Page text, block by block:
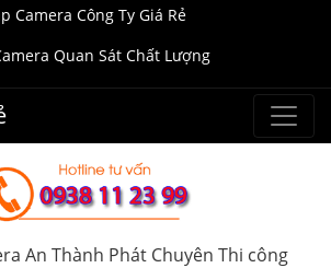
Camera Công Ty Giá Rẻ
Quan Sát Chất Lượng
An Thành Phát Chuyên Thi công